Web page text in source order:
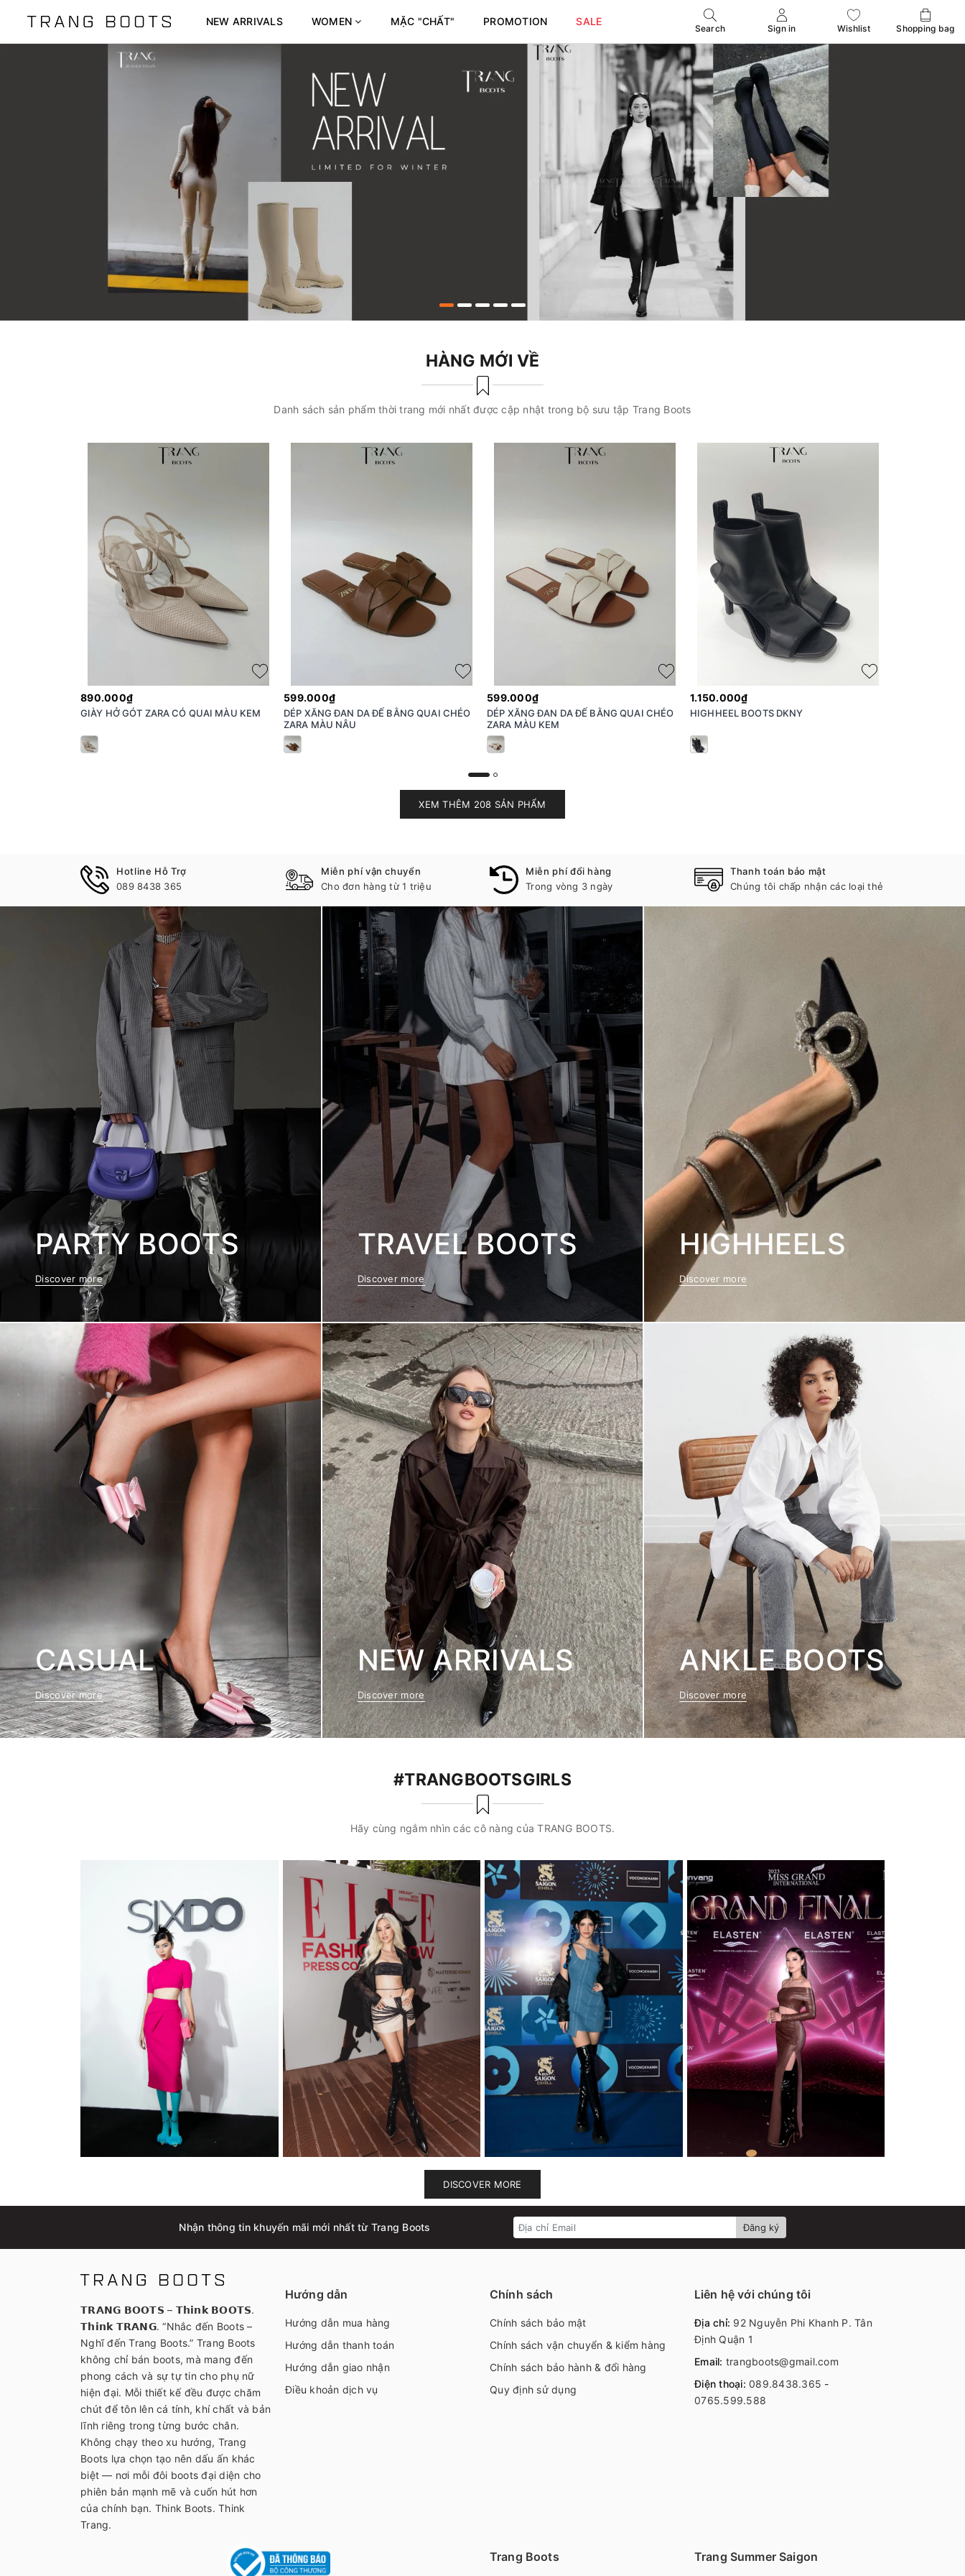
NEW ARRIVALS WOMEN MẶC "CHẤT" PROMOTION SALE
Search Sign in Wishlist Shopping bag
HÀNG MỚI VỀ
Danh sách sản phẩm thời trang mới nhất được cập nhật trong bộ sưu tập Trang Boots
890.000₫
GIÀY HỞ GÓT ZARA CÓ QUAI MÀU KEM
599.000₫
DÉP XĂNG ĐAN DA ĐẾ BẰNG QUAI CHÉO
ZARA MÀU NÂU
599.000₫
DÉP XĂNG ĐAN DA ĐẾ BẰNG QUAI CHÉO
ZARA MÀU KEM
1.150.000₫
HIGHHEEL BOOTS DKNY
XEM THÊM 208 SẢN PHẨM
Hotline Hỗ Trợ
089 8438 365
Miễn phí vận chuyển
Cho đơn hàng từ 1 triệu
Miễn phí đổi hàng
Trong vòng 3 ngày
Thanh toán bảo mật
Chúng tôi chấp nhận các loại thẻ
PARTY BOOTS
Discover more
TRAVEL BOOTS
Discover more
HIGHHEELS
Discover more
CASUAL
Discover more
NEW ARRIVALS
Discover more
ANKLE BOOTS
Discover more
#TRANGBOOTSGIRLS
Hãy cùng ngắm nhìn các cô nàng của TRANG BOOTS.
DISCOVER MORE
Nhận thông tin khuyến mãi mới nhất từ Trang Boots Đăng ký
𝗧𝗥𝗔𝗡𝗚 𝗕𝗢𝗢𝗧𝗦 – 𝗧𝗵𝗶𝗻𝗸 𝗕𝗢𝗢𝗧𝗦.
𝗧𝗵𝗶𝗻𝗸 𝗧𝗥𝗔𝗡𝗚. “Nhắc đến Boots –
Nghĩ đến Trang Boots.” Trang Boots
không chỉ bán boots, mà mang đến
phong cách và sự tự tin cho phụ nữ
hiện đại. Mỗi thiết kế đều được chăm
chút để tôn lên cá tính, khí chất và bản
lĩnh riêng trong từng bước chân.
Không chạy theo xu hướng, Trang
Boots lựa chọn tạo nên dấu ấn khác
biệt — nơi mỗi đôi boots đại diện cho
phiên bản mạnh mẽ và cuốn hút hơn
của chính bạn. Think Boots. Think
Trang.
Hướng dẫn
Hướng dẫn mua hàng
Hướng dẫn thanh toán
Hướng dẫn giao nhận
Điều khoản dịch vụ
Chính sách
Chính sách bảo mật
Chính sách vận chuyển & kiểm hàng
Chính sách bảo hành & đổi hàng
Quy định sử dụng
Liên hệ với chúng tôi
Địa chỉ: 92 Nguyễn Phi Khanh P. Tân
Định Quận 1
Email: trangboots@gmail.com
Điện thoại: 089.8438.365 -
0765.599.588
Trang Boots Trang Summer Saigon